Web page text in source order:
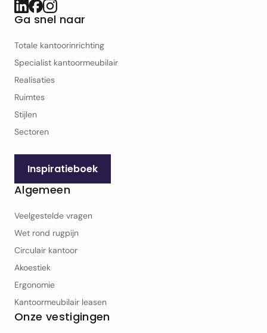
Ga snel naar
Totale kantoorinrichting
Specialist kantoor­meubilair
Realisaties
Ruimtes
Stijlen
Sectoren
Inspiratieboek
Algemeen
Veelgestelde vragen
Wet rond rugpijn
Circulair kantoor
Akoestiek
Ergonomie
Kantoormeubilair leasen
Onze vestigingen